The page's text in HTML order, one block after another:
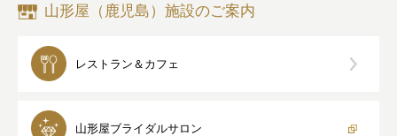
山形屋（鹿児島）施設のご案内
レストラン＆カフェ
山形屋ブライダルサロン